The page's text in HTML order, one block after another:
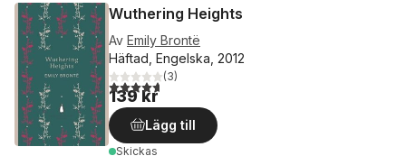
Wuthering Heights
Av Emily Brontë
Häftad, Engelska, 2012
4,7utav 5 stjärnor. Totalt antal röster:
(3)
139 kr
Lägg till
Skickas